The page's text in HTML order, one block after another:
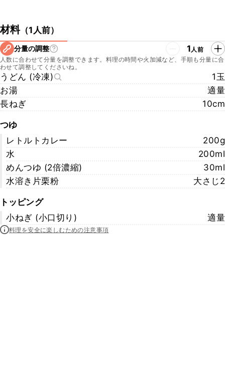
材料（1人前）
分量の調整 1人前
人数に合わせて分量を調整できます。料理の時間や火加減など、手順も分量に合
わせて調整してくださいね。
うどん (冷凍)
1玉
お湯
適量
長ねぎ
10cm
つゆ
レトルトカレー
200g
水
200ml
めんつゆ (2倍濃縮)
30ml
水溶き片栗粉
大さじ2
トッピング
小ねぎ (小口切り)
適量
料理を安全に楽しむための注意事項